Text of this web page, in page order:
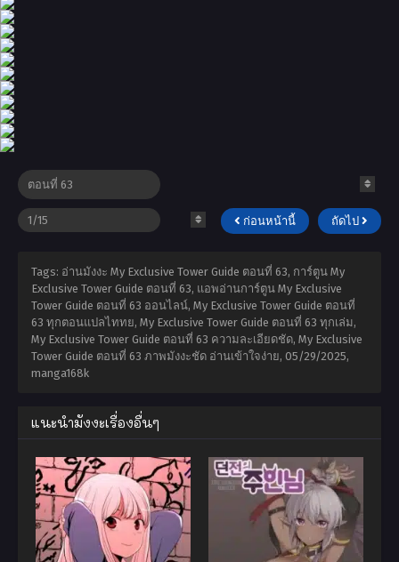
ก่อนหน้านี้ ถัดไป
Tags: อ่านมังงะ My Exclusive Tower Guide ตอนที่ 63, การ์ตูน My
Exclusive Tower Guide ตอนที่ 63, แอพอ่านการ์ตูน My Exclusive
Tower Guide ตอนที่ 63 ออนไลน์, My Exclusive Tower Guide ตอนที่
63 ทุกตอนแปลไททย, My Exclusive Tower Guide ตอนที่ 63 ทุกเล่ม,
My Exclusive Tower Guide ตอนที่ 63 ความละเอียดชัด, My Exclusive
Tower Guide ตอนที่ 63 ภาพมังงะชัด อ่านเข้าใจง่าย, 05/29/2025,
manga168k
แนะนำมังงะเรื่องอื่นๆ